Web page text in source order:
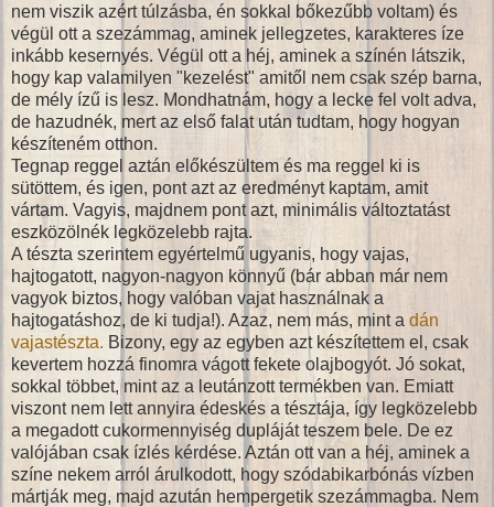
nem viszik azért túlzásba, én sokkal bőkezűbb voltam) és
végül ott a szezámmag, aminek jellegzetes, karakteres íze
inkább kesernyés. Végül ott a héj, aminek a színén látszik,
hogy kap valamilyen "kezelést" amitől nem csak szép barna,
de mély ízű is lesz. Mondhatnám, hogy a lecke fel volt adva,
de hazudnék, mert az első falat után tudtam, hogy hogyan
készíteném otthon.
Tegnap reggel aztán előkészültem és ma reggel ki is
sütöttem, és igen, pont azt az eredményt kaptam, amit
vártam. Vagyis, majdnem pont azt, minimális változtatást
eszközölnék legközelebb rajta.
A tészta szerintem egyértelmű ugyanis, hogy vajas,
hajtogatott, nagyon-nagyon könnyű (bár abban már nem
vagyok biztos, hogy valóban vajat használnak a
hajtogatáshoz, de ki tudja!). Azaz, nem más, mint a dán
vajastészta. Bizony, egy az egyben azt készítettem el, csak
kevertem hozzá finomra vágott fekete olajbogyót. Jó sokat,
sokkal többet, mint az a leutánzott termékben van. Emiatt
viszont nem lett annyira édeskés a tésztája, így legközelebb
a megadott cukormennyiség dupláját teszem bele. De ez
valójában csak ízlés kérdése. Aztán ott van a héj, aminek a
színe nekem arról árulkodott, hogy szódabikarbónás vízben
mártják meg, majd azután hempergetik szezámmagba. Nem